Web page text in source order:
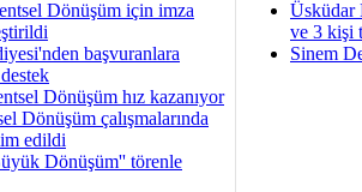
Dönüşüm için imza
başvuranlara
Dönüşüm hız kazanıyor
Dönüşüm çalışmalarında
edildi
Dönüşüm'' törenle
Üsküdar
ve 3 kişi
Sinem